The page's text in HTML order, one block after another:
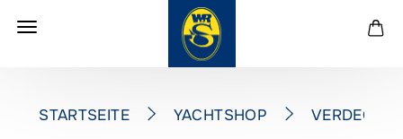
STARTSEITE YACHTSHOP VERDECKE